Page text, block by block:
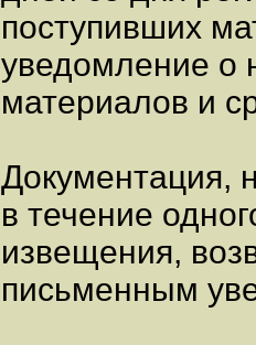
поступивших
уведомление о
материалов и
Документация,
в течение
извещения,
письменным